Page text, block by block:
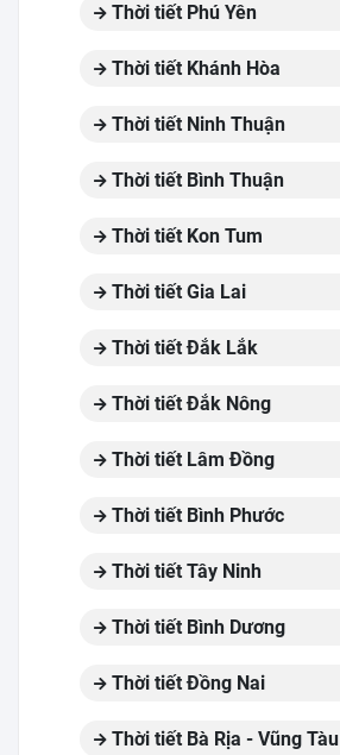
Thời tiết Phú Yên
Thời tiết Khánh Hòa
Thời tiết Ninh Thuận
Thời tiết Bình Thuận
Thời tiết Kon Tum
Thời tiết Gia Lai
Thời tiết Đắk Lắk
Thời tiết Đắk Nông
Thời tiết Lâm Đồng
Thời tiết Bình Phước
Thời tiết Tây Ninh
Thời tiết Bình Dương
Thời tiết Đồng Nai
Thời tiết Bà Rịa - Vũng Tàu